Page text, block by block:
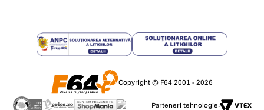
Copyright © F64 2001 - 2026
Parteneri tehnologie: